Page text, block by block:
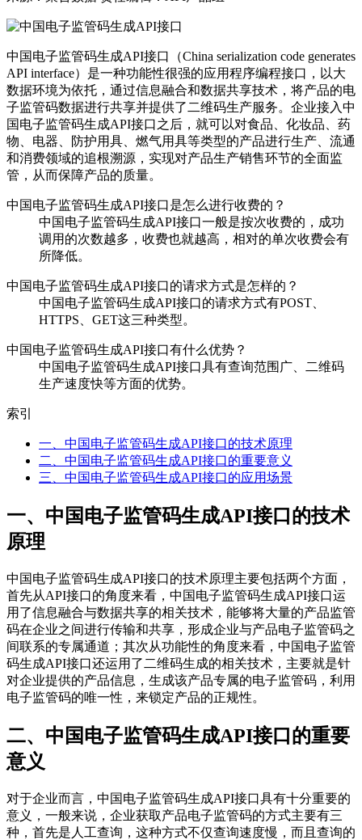
中国电子监管码生成API接口（China serialization code generates
API interface）是一种功能性很强的应用程序编程接口，以大
数据环境为依托，通过信息融合和数据共享技术，将产品的电
子监管码数据进行共享并提供了二维码生产服务。企业接入中
国电子监管码生成API接口之后，就可以对食品、化妆品、药
物、电器、防护用具、燃气用具等类型的产品进行生产、流通
和消费领域的追根溯源，实现对产品生产销售环节的全面监
管，从而保障产品的质量。
中国电子监管码生成API接口是怎么进行收费的？
中国电子监管码生成API接口一般是按次收费的，成功
调用的次数越多，收费也就越高，相对的单次收费会有
所降低。
中国电子监管码生成API接口的请求方式是怎样的？
中国电子监管码生成API接口的请求方式有POST、
HTTPS、GET这三种类型。
中国电子监管码生成API接口有什么优势？
中国电子监管码生成API接口具有查询范围广、二维码
生产速度快等方面的优势。
索引
一、中国电子监管码生成API接口的技术原理
二、中国电子监管码生成API接口的重要意义
三、中国电子监管码生成API接口的应用场景
一、中国电子监管码生成API接口的技术
原理
中国电子监管码生成API接口的技术原理主要包括两个方面，
首先从API接口的角度来看，中国电子监管码生成API接口运
用了信息融合与数据共享的相关技术，能够将大量的产品监管
码在企业之间进行传输和共享，形成企业与产品电子监管码之
间联系的专属通道；其次从功能性的角度来看，中国电子监管
码生成API接口还运用了二维码生成的相关技术，主要就是针
对企业提供的产品信息，生成该产品专属的电子监管码，利用
电子监管码的唯一性，来锁定产品的正规性。
二、中国电子监管码生成API接口的重要
意义
对于企业而言，中国电子监管码生成API接口具有十分重要的
意义，一般来说，企业获取产品电子监管码的方式主要有三
种，首先是人工查询，这种方式不仅查询速度慢，而且查询的